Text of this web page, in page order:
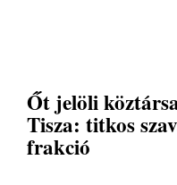
Őt jelöli
Tisza: titkos
frakció